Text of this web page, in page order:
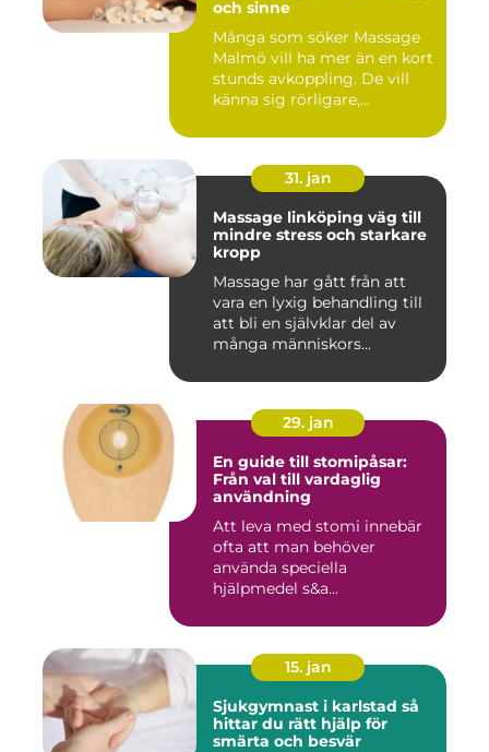
och sinne
Många som söker Massage
Malmö vill ha mer än en kort
stunds avkoppling. De vill
känna sig rörligare,...
31. jan
Massage linköping väg till
mindre stress och starkare
kropp
Massage har gått från att
vara en lyxig behandling till
att bli en självklar del av
många människors...
29. jan
En guide till stomipåsar:
Från val till vardaglig
användning
Att leva med stomi innebär
ofta att man behöver
använda speciella
hjälpmedel s&a...
15. jan
Sjukgymnast i karlstad så
hittar du rätt hjälp för
smärta och besvär